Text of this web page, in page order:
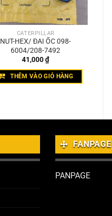
CATERPILLAR
NUT-HEX/ ĐAI ỐC 098-
6004/208-7492
41,000₫
THÊM VÀO GIỎ HÀNG
FANPAGE
PANPAGE